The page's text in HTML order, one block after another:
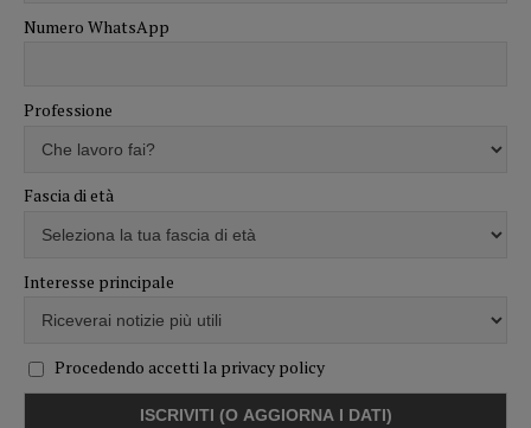
Numero WhatsApp
Professione
Fascia di età
Interesse principale
Procedendo accetti la privacy policy